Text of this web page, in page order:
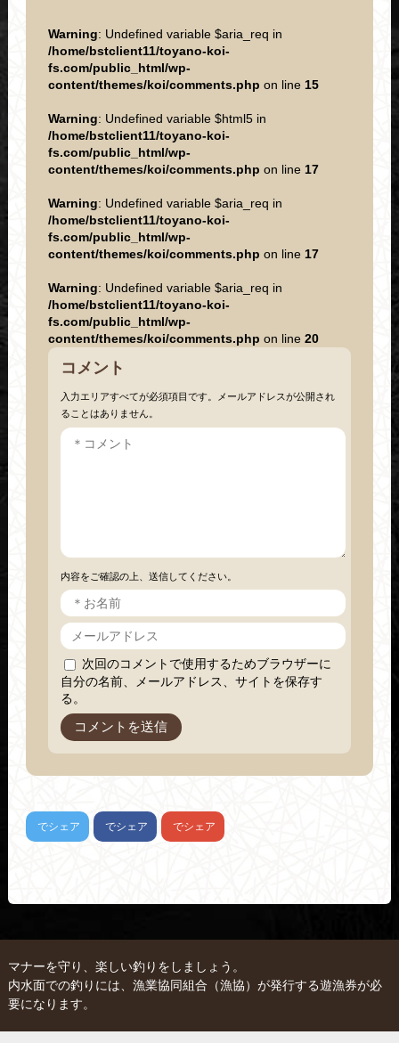
Warning: Undefined variable $aria_req in
/home/bstclient11/toyano-koi-
fs.com/public_html/wp-
content/themes/koi/comments.php on line 15
Warning: Undefined variable $html5 in
/home/bstclient11/toyano-koi-
fs.com/public_html/wp-
content/themes/koi/comments.php on line 17
Warning: Undefined variable $aria_req in
/home/bstclient11/toyano-koi-
fs.com/public_html/wp-
content/themes/koi/comments.php on line 17
Warning: Undefined variable $aria_req in
/home/bstclient11/toyano-koi-
fs.com/public_html/wp-
content/themes/koi/comments.php on line 20
コメント
入力エリアすべてが必須項目です。メールアドレスが公開され
ることはありません。
内容をご確認の上、送信してください。
次回のコメントで使用するためブラウザーに
自分の名前、メールアドレス、サイトを保存す
る。
でシェア でシェア でシェア
マナーを守り、楽しい釣りをしましょう。
内水面での釣りには、漁業協同組合（漁協）が発行する遊漁券が必
要になります。